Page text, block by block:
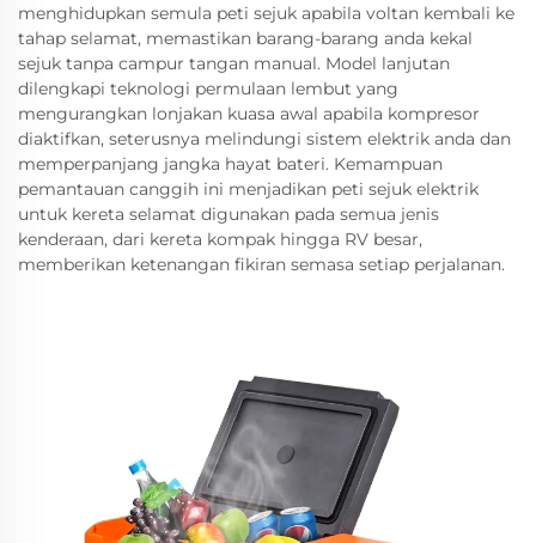
menghidupkan semula peti sejuk apabila voltan kembali ke
tahap selamat, memastikan barang-barang anda kekal
sejuk tanpa campur tangan manual. Model lanjutan
dilengkapi teknologi permulaan lembut yang
mengurangkan lonjakan kuasa awal apabila kompresor
diaktifkan, seterusnya melindungi sistem elektrik anda dan
memperpanjang jangka hayat bateri. Kemampuan
pemantauan canggih ini menjadikan peti sejuk elektrik
untuk kereta selamat digunakan pada semua jenis
kenderaan, dari kereta kompak hingga RV besar,
memberikan ketenangan fikiran semasa setiap perjalanan.